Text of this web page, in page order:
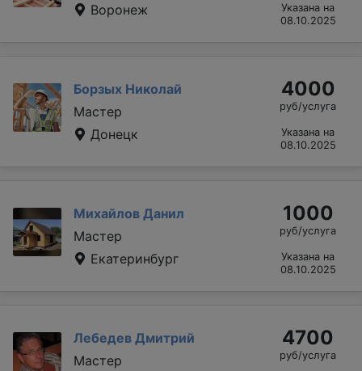
Воронеж
Указана на
08.10.2025
Борзых Николай
Мастер
Донецк
4000
руб/услуга
Указана на
08.10.2025
Михайлов Данил
Мастер
Екатеринбург
1000
руб/услуга
Указана на
08.10.2025
Лебедев Дмитрий
Мастер
4700
руб/услуга